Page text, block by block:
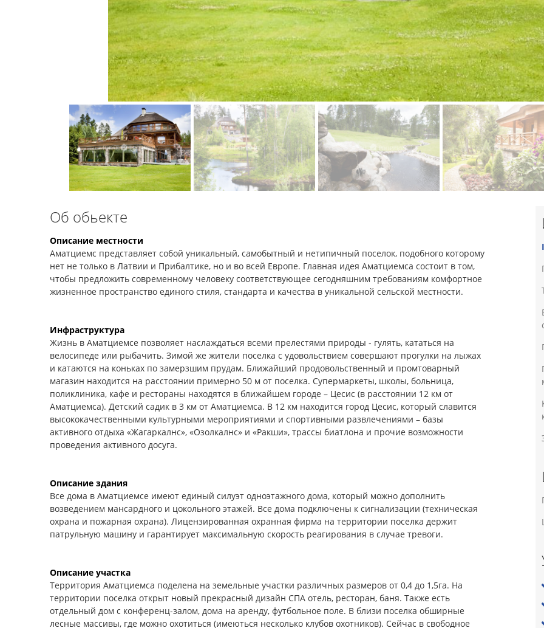
Об обьекте
Описание местности
Аматциемс представляет собой уникальный, самобытный и нетипичный поселок, подобного которому
нет не только в Латвии и Прибалтике, но и во всей Европе. Главная идея Аматциемса состоит в том,
чтобы предложить современному человеку соответствующее сегодняшним требованиям комфортное
жизненное пространство единого стиля, стандарта и качества в уникальной сельской местности.
Инфраструктура
Жизнь в Аматциемсе позволяет наслаждаться всеми прелестями природы - гулять, кататься на
велосипеде или рыбачить. Зимой же жители поселка с удовольствием совершают прогулки на лыжах
и катаются на коньках по замерзшим прудам. Ближайший продовольственный и промтоварный
магазин находится на расстоянии примерно 50 м от поселка. Супермаркеты, школы, больница,
поликлиника, кафе и рестораны находятся в ближайшем городе – Цесис (в расстоянии 12 км от
Аматциемса). Детский садик в 3 км от Аматциемса. В 12 км находится город Цесис, который славится
высококачественными культурными мероприятиями и спортивными развлечениями – базы
активного отдыха «Жагаркалнс», «Озолкалнс» и «Ракши», трассы биатлона и прочие возможности
проведения активного досуга.
Описание здания
Все дома в Аматциемсе имеют единый силуэт одноэтажного дома, который можно дополнить
возведением мансардного и цокольного этажей. Все дома подключены к сигнализации (техническая
охрана и пожарная охрана). Лицензированная охранная фирма на территории поселка держит
патрульную машину и гарантирует максимальную скорость реагирования в случае тревоги.
Описание участка
Территория Аматциемса поделена на земельные участки различных размеров от 0,4 до 1,5га. На
территории поселка открыт новый прекрасный дизайн СПА отель, ресторан, баня. Также есть
отдельный дом с конференц-залом, дома на аренду, футбольное поле. В близи поселка обширные
лесные массивы, где можно охотиться (имеються несколько клубов охотников). Сейчас в свободное